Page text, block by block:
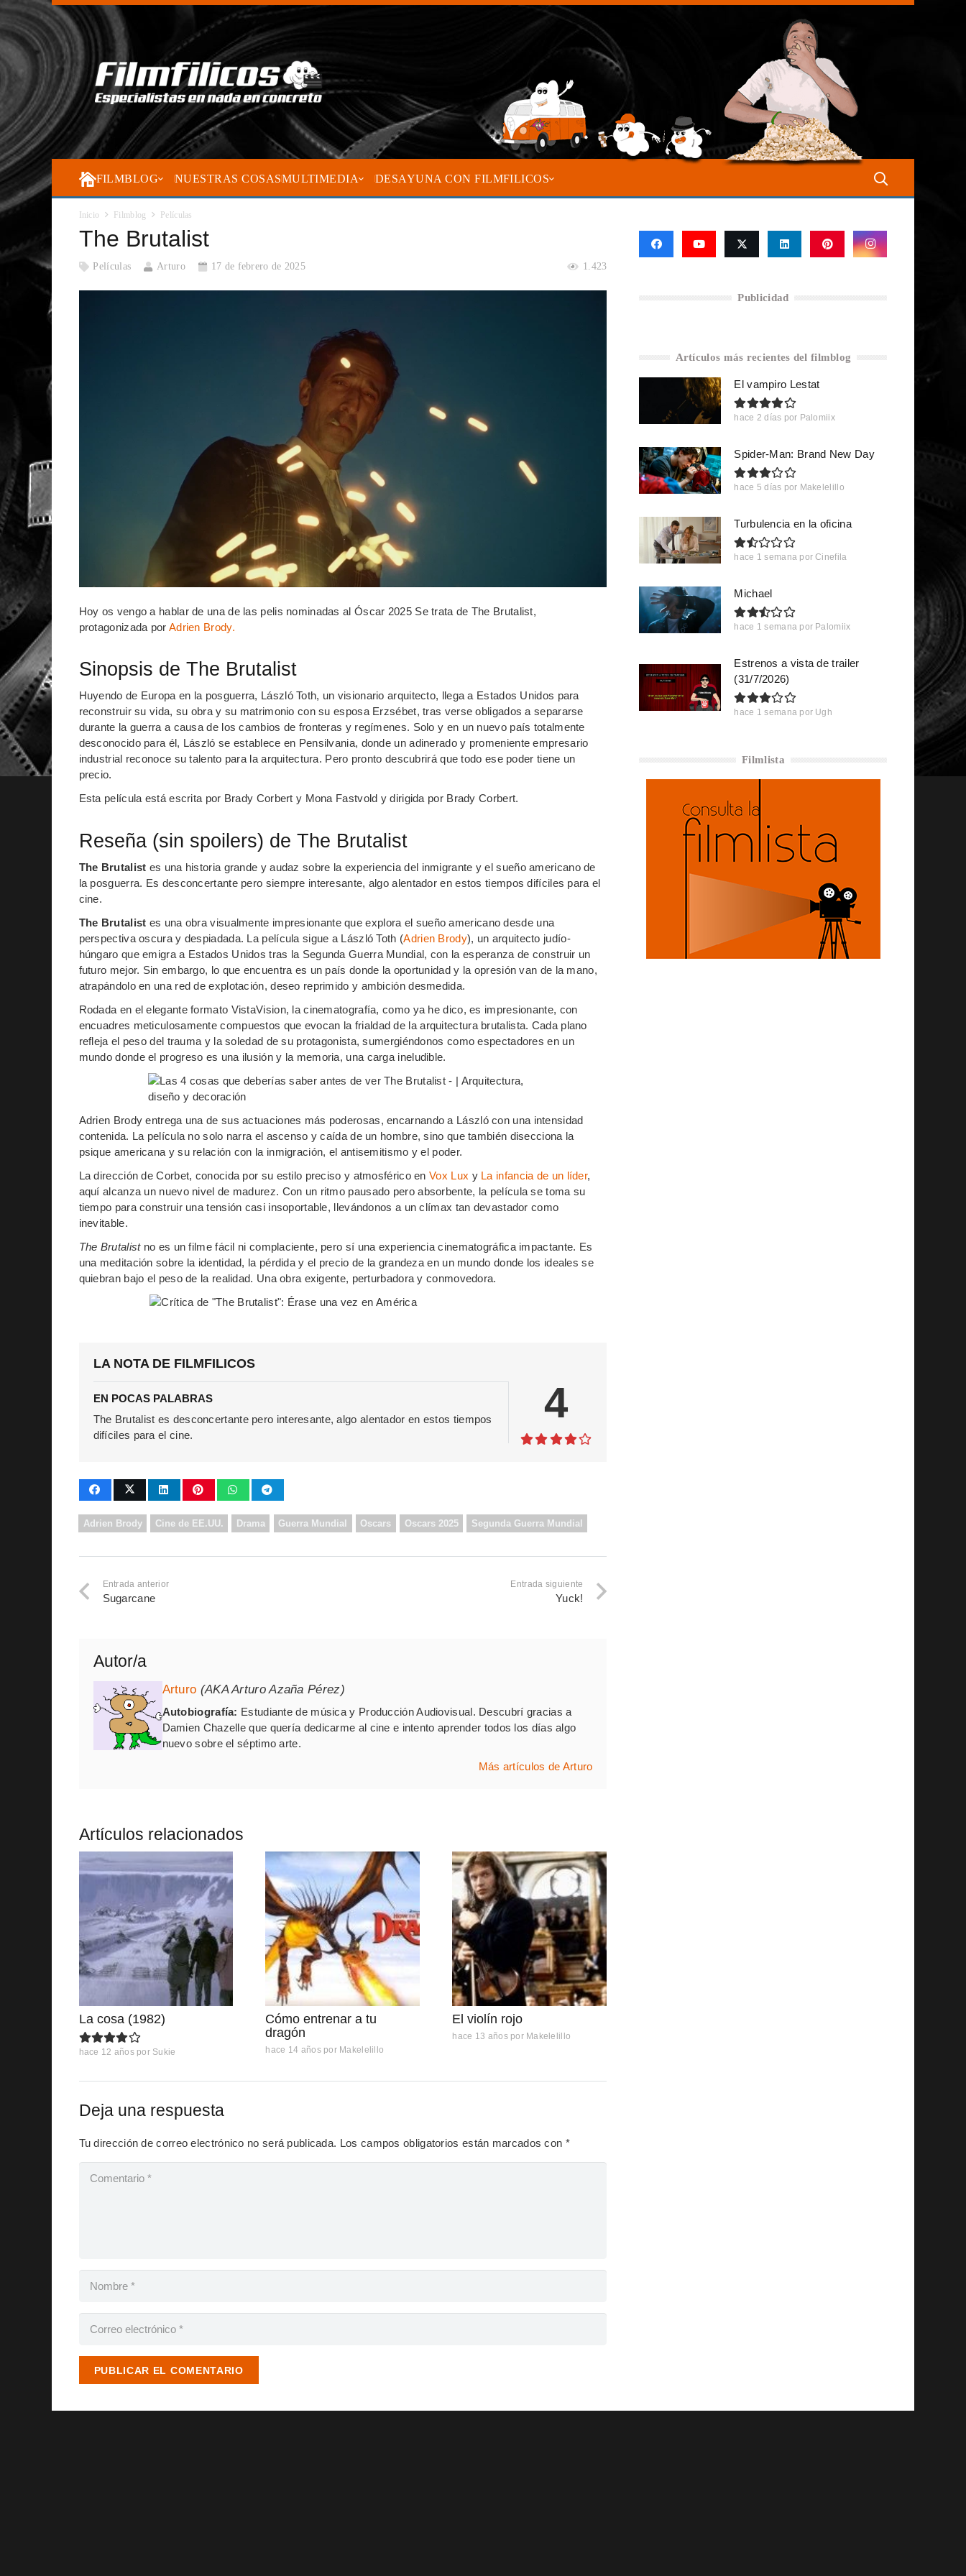
FILMBLOG NUESTRAS COSASMULTIMEDIA DESAYUNA CON FILMFILICOS
Inicio Filmblog Películas
The Brutalist
Películas Arturo 17 de febrero de 2025 1.423
Hoy os vengo a hablar de una de las pelis nominadas al Óscar 2025 Se trata de The Brutalist,
protagonizada por Adrien Brody.
Sinopsis de The Brutalist
Huyendo de Europa en la posguerra, László Toth, un visionario arquitecto, llega a Estados Unidos para
reconstruir su vida, su obra y su matrimonio con su esposa Erzsébet, tras verse obligados a separarse
durante la guerra a causa de los cambios de fronteras y regímenes. Solo y en un nuevo país totalmente
desconocido para él, László se establece en Pensilvania, donde un adinerado y promeniente empresario
industrial reconoce su talento para la arquitectura. Pero pronto descubrirá que todo ese poder tiene un
precio.
Esta película está escrita por Brady Corbert y Mona Fastvold y dirigida por Brady Corbert.
Reseña (sin spoilers) de The Brutalist
The Brutalist es una historia grande y audaz sobre la experiencia del inmigrante y el sueño americano de
la posguerra. Es desconcertante pero siempre interesante, algo alentador en estos tiempos difíciles para el
cine.
The Brutalist es una obra visualmente impresionante que explora el sueño americano desde una
perspectiva oscura y despiadada. La película sigue a László Toth (Adrien Brody), un arquitecto judío-
húngaro que emigra a Estados Unidos tras la Segunda Guerra Mundial, con la esperanza de construir un
futuro mejor. Sin embargo, lo que encuentra es un país donde la oportunidad y la opresión van de la mano,
atrapándolo en una red de explotación, deseo reprimido y ambición desmedida.
Rodada en el elegante formato VistaVision, la cinematografía, como ya he dico, es impresionante, con
encuadres meticulosamente compuestos que evocan la frialdad de la arquitectura brutalista. Cada plano
refleja el peso del trauma y la soledad de su protagonista, sumergiéndonos como espectadores en un
mundo donde el progreso es una ilusión y la memoria, una carga ineludible.
Adrien Brody entrega una de sus actuaciones más poderosas, encarnando a László con una intensidad
contenida. La película no solo narra el ascenso y caída de un hombre, sino que también disecciona la
psique americana y su relación con la inmigración, el antisemitismo y el poder.
La dirección de Corbet, conocida por su estilo preciso y atmosférico enVox Lux y La infancia de un líder,
aquí alcanza un nuevo nivel de madurez. Con un ritmo pausado pero absorbente, la película se toma su
tiempo para construir una tensión casi insoportable, llevándonos a un clímax tan devastador como
inevitable.
The Brutalistno es un filme fácil ni complaciente, pero sí una experiencia cinematográfica impactante. Es
una meditación sobre la identidad, la pérdida y el precio de la grandeza en un mundo donde los ideales se
quiebran bajo el peso de la realidad. Una obra exigente, perturbadora y conmovedora.
LA NOTA DE FILMFILICOS
EN POCAS PALABRAS
The Brutalist es desconcertante pero interesante, algo alentador en estos tiempos
difíciles para el cine.
4
Adrien Brody Cine de EE.UU. Drama Guerra Mundial Oscars Oscars 2025 Segunda Guerra Mundial
Entrada anterior
Sugarcane
Entrada siguiente
Yuck!
Autor/a
Arturo (AKA Arturo Azaña Pérez)
Autobiografía: Estudiante de música y Producción Audiovisual. Descubrí gracias a
Damien Chazelle que quería dedicarme al cine e intento aprender todos los días algo
nuevo sobre el séptimo arte.
Más artículos de Arturo
Artículos relacionados
La cosa (1982)
hace 12 años por Sukie
Cómo entrenar a tu
dragón
hace 14 años por Makelelillo
El violín rojo
hace 13 años por Makelelillo
Deja una respuesta
Tu dirección de correo electrónico no será publicada. Los campos obligatorios están marcados con *
PUBLICAR EL COMENTARIO
Publicidad
Artículos más recientes del filmblog
El vampiro Lestat
hace 2 días por Palomiix
Spider-Man: Brand New Day
hace 5 días por Makelelillo
Turbulencia en la oficina
hace 1 semana por Cinefila
Michael
hace 1 semana por Palomiix
Estrenos a vista de trailer
(31/7/2026)
hace 1 semana por Ugh
Filmlista